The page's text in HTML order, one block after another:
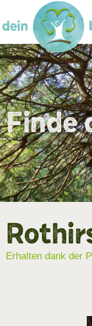
Finde
Erhalten dank der